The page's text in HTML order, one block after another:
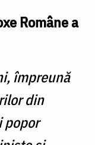
Române a
împreună
din
popor